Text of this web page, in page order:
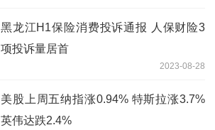
黑龙江H1保险消费投诉通报 人保财险3
项投诉量居首
2023-08-28
美股上周五纳指涨0.94% 特斯拉涨3.7%
英伟达跌2.4%